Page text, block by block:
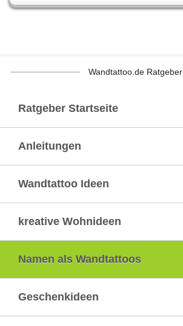
Wandtattoo.de Ratgeber
Ratgeber Startseite
Anleitungen
Wandtattoo Ideen
kreative Wohnideen
Namen als Wandtattoos
Geschenkideen